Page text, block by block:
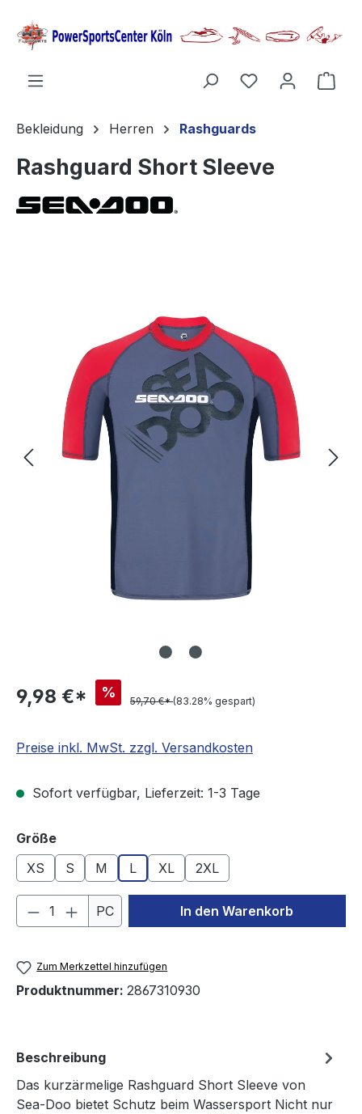
springen
Bekleidung Herren Rashguards
Rashguard Short Sleeve
9,98 €* %
59,70 €*(83.28% gespart)
Preise inkl. MwSt. zzgl. Versandkosten
Sofort verfügbar, Lieferzeit: 1-3 Tage
Größeauswählen
XS
S M L XL 2XL
Produkt Anzahl: Gib den
PC In den Warenkorb
Zum Merkzettel hinzufügen
Produktnummer: 2867310930
Beschreibung
Das kurzärmelige Rashguard Short Sleeve von
Sea-Doo bietet Schutz beim Wassersport Nicht nur